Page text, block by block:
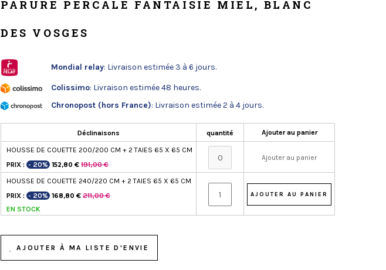
PARURE PERCALE FANTAISIE MIEL, BLANC
DES VOSGES
Mondial relay: Livraison estimée 3 à 6 jours.
Colissimo: Livraison estimée 48 heures.
Chronopost (hors France): Livraison estimée 2 à 4 jours.
Déclinaisons quantité Ajouter au panier
HOUSSE DE COUETTE 200/200 CM + 2 TAIES 65 X 65 CM
PRIX : - 20% 152,80 € 191,00 €
Ajouter au panier
HOUSSE DE COUETTE 240/220 CM + 2 TAIES 65 X 65 CM
PRIX : - 20% 168,80 € 211,00 €
EN STOCK
AJOUTER À MA LISTE D'ENVIE